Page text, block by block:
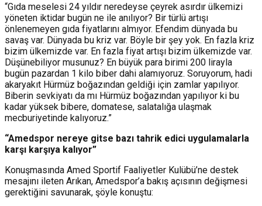
“Gıda meselesi 24 yıldır neredeyse çeyrek asırdır ülkemizi
yöneten iktidar bugün ne ile anılıyor? Bir türlü artışı
önlenemeyen gıda fiyatlarını almıyor. Efendim dünyada bu
savaş var. Dünyada bu kriz var. Böyle bir şey yok. En fazla kriz
bizim ülkemizde var. En fazla fiyat artışı bizim ülkemizde var.
Düşünebiliyor musunuz? En büyük para birimi 200 lirayla
bugün pazardan 1 kilo biber dahi alamıyoruz. Soruyorum, hadi
akaryakıt Hürmüz boğazından geldiği için zamlar yapılıyor.
Biberin sevkiyatı da mı Hürmüz boğazından yapılıyor ki bu
kadar yüksek bibere, domatese, salatalığa ulaşmak
mecburiyetinde kalıyoruz.”
“Amedspor nereye gitse bazı tahrik edici uygulamalarla
karşı karşıya kalıyor”
Konuşmasında Amed Sportif Faaliyetler Kulübü’ne destek
mesajını ileten Arıkan, Amedspor’a bakış açısının değişmesi
gerektiğini savunarak, şöyle konuştu: